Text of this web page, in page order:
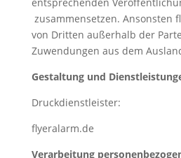
zusammensetzen. Ansonsten
von Dritten außerhalb der
Zuwendungen aus dem
Gestaltung und
Druckdienstleister:
flyeralarm.de
Verarbeitung